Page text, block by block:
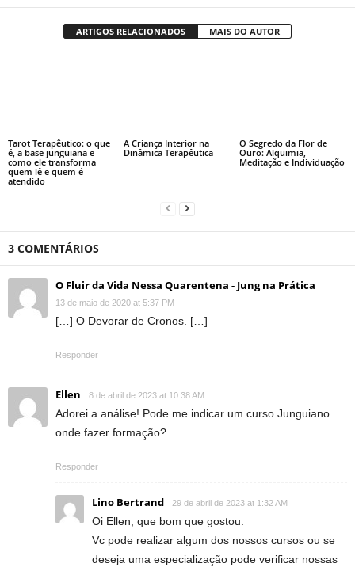
ARTIGOS RELACIONADOS MAIS DO AUTOR
Tarot Terapêutico: o que
é, a base junguiana e
como ele transforma
quem lê e quem é
atendido
A Criança Interior na
Dinâmica Terapêutica
O Segredo da Flor de
Ouro: Alquimia,
Meditação e Individuação
3 COMENTÁRIOS
O Fluir da Vida Nessa Quarentena - Jung na Prática
13 de maio de 2020 at 5:37 PM
[…] O Devorar de Cronos. […]
Responder
Ellen 8 de abril de 2023 at 10:38 AM
Adorei a análise! Pode me indicar um curso Junguiano
onde fazer formação?
Responder
Lino Bertrand 29 de abril de 2023 at 1:32 AM
Oi Ellen, que bom que gostou.
Vc pode realizar algum dos nossos cursos ou se
deseja uma especialização pode verificar nossas